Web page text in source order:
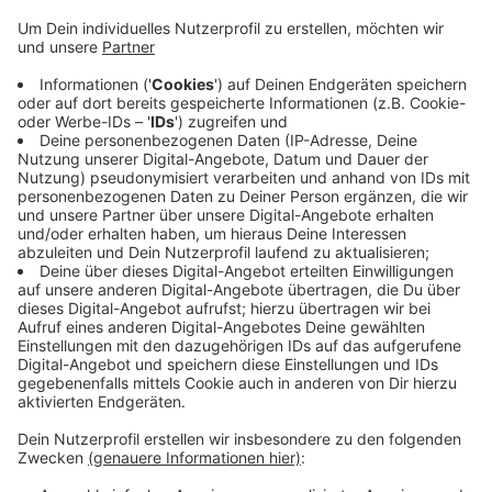
Anzeige
Blumen und Pflanzen sind demnach nicht nur ein
wichtiger Lebensraum für Insekten wie Bienen. Sie
helfen auch, unsere Stadt im Sommer kühler zu halten.
Wenn ihr mitmachen wollt, dann findet ihr alle
wichtigen Infos hier.
Der letzte Abgabetermin für Bewerbungen ist der 15.
Juli 2019.
Anzeige